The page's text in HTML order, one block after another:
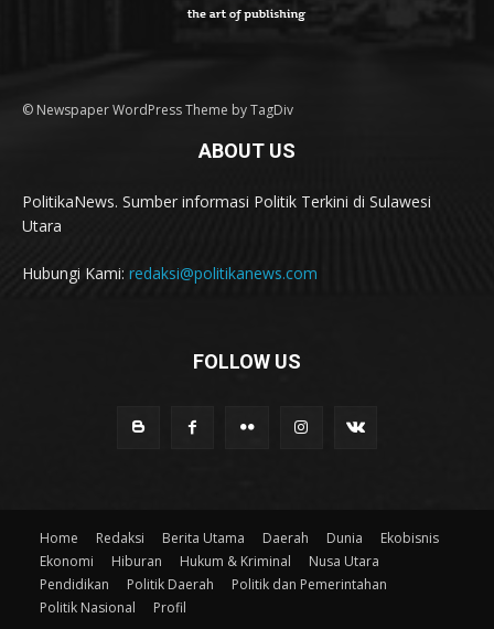
© Newspaper WordPress Theme by TagDiv
ABOUT US
PolitikaNews. Sumber informasi Politik Terkini di Sulawesi
Utara
Hubungi Kami: redaksi@politikanews.com
FOLLOW US
Home Redaksi Berita Utama Daerah Dunia
Ekobisnis
Ekonomi
Hiburan Hukum & Kriminal
Nusa Utara
Pendidikan
Politik Daerah
Politik dan Pemerintahan
Politik Nasional
Profil